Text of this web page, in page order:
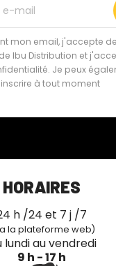
mon email, j'accepte
Ibu Distribution et
Je peux
à tout moment
HORAIRES
h /24 et 7 j /7
la plateforme web)
lundi au vendredi
9 h - 17 h